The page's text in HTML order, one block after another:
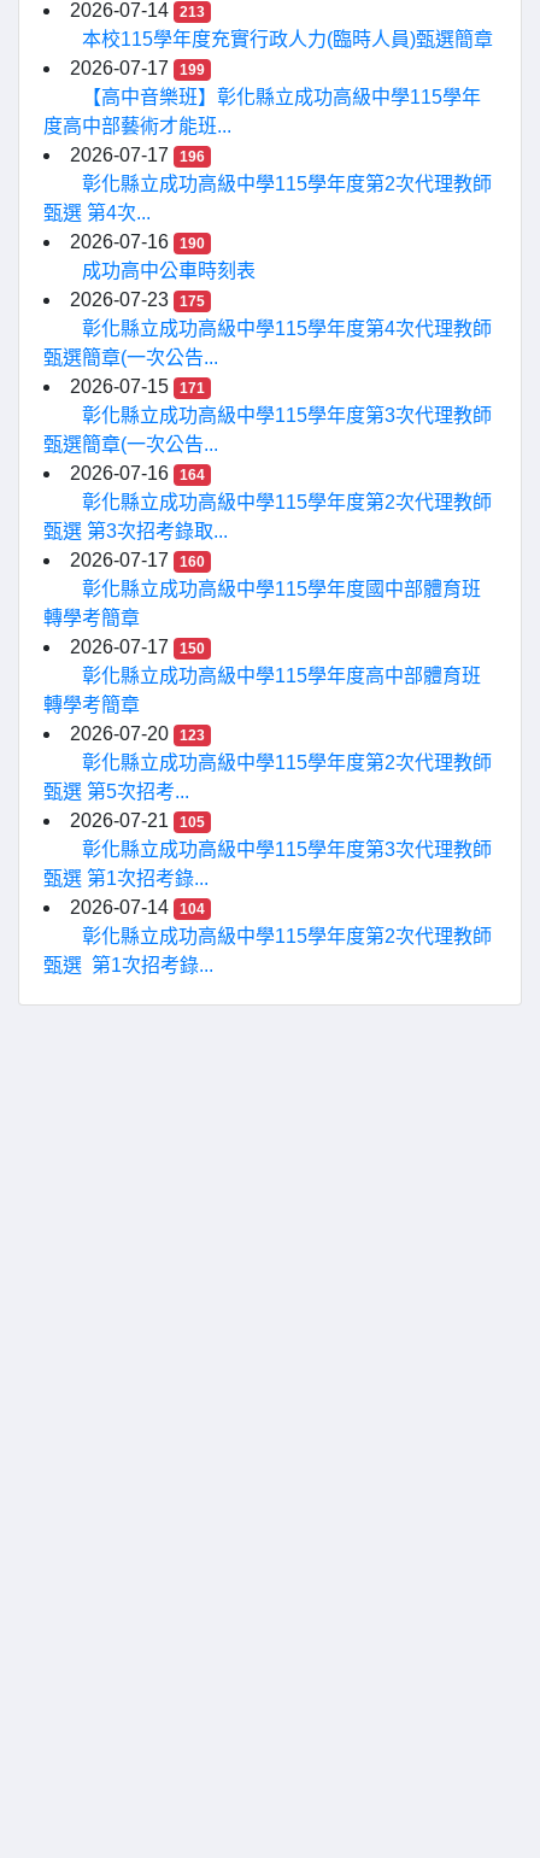
2026-07-14 213
本校115學年度充實行政人力(臨時人員)甄選簡章
2026-07-17
199
【高中音樂班】彰化縣立成功高級中學115學年
度高中部藝術才能班...
2026-07-17
196
彰化縣立成功高級中學115學年度第2次代理教師
甄選 第4次...
2026-07-16
190
成功高中公車時刻表
2026-07-23
175
彰化縣立成功高級中學115學年度第4次代理教師
甄選簡章(一次公告...
2026-07-15
171
彰化縣立成功高級中學115學年度第3次代理教師
甄選簡章(一次公告...
2026-07-16
164
彰化縣立成功高級中學115學年度第2次代理教師
甄選 第3次招考錄取...
2026-07-17
160
彰化縣立成功高級中學115學年度國中部體育班
轉學考簡章
2026-07-17
150
彰化縣立成功高級中學115學年度高中部體育班
轉學考簡章
2026-07-20
123
彰化縣立成功高級中學115學年度第2次代理教師
甄選 第5次招考...
2026-07-21
105
彰化縣立成功高級中學115學年度第3次代理教師
甄選 第1次招考錄...
2026-07-14
104
彰化縣立成功高級中學115學年度第2次代理教師
甄選 第1次招考錄...